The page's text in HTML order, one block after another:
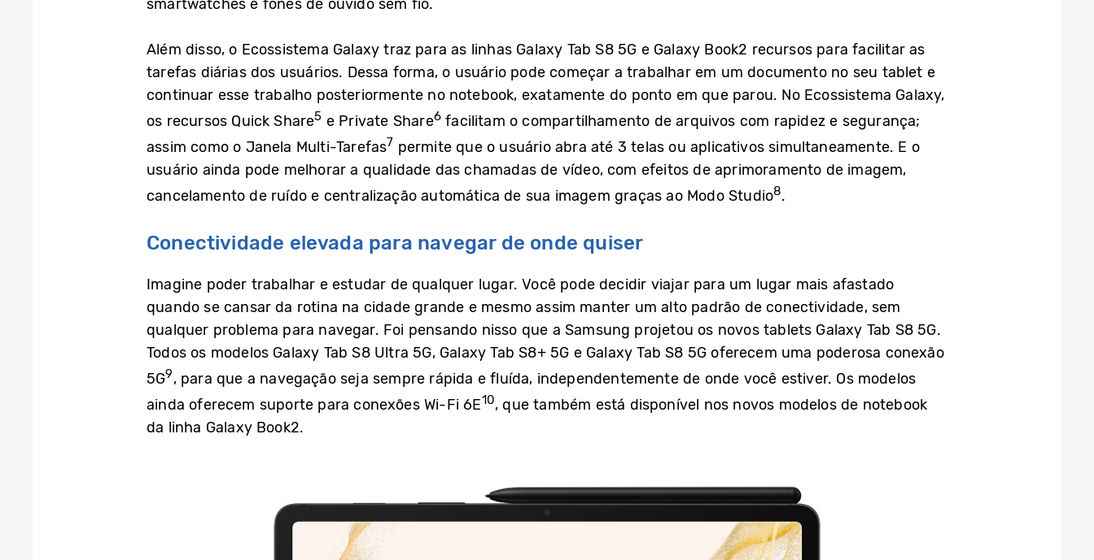
smartwatches e fones de ouvido sem fio.
Além disso, o Ecossistema Galaxy traz para as linhas Galaxy Tab S8 5G e Galaxy Book2 recursos para facilitar as
tarefas diárias dos usuários. Dessa forma, o usuário pode começar a trabalhar em um documento no seu tablet e
continuar esse trabalho posteriormente no notebook, exatamente do ponto em que parou. No Ecossistema Galaxy,
os recursos Quick Share5 e Private Share6facilitam o compartilhamento de arquivos com rapidez e segurança;
assim como o Janela Multi-Tarefas7 permite que o usuário abra até 3 telas ou aplicativos simultaneamente. E o
usuário ainda pode melhorar a qualidade das chamadas de vídeo, com efeitos de aprimoramento de imagem,
cancelamento de ruído e centralização automática de sua imagem graças ao Modo Studio8.
Conectividade elevada para navegar de onde quiser
Imagine poder trabalhar e estudar de qualquer lugar. Você pode decidir viajar para um lugar mais afastado
quando se cansar da rotina na cidade grande e mesmo assim manter um alto padrão de conectividade, sem
qualquer problema para navegar. Foi pensando nisso que a Samsung projetou os novos tablets Galaxy Tab S8 5G.
Todos os modelos Galaxy Tab S8 Ultra 5G, Galaxy Tab S8+ 5G e Galaxy Tab S8 5G oferecem uma poderosa conexão
5G9, para que a navegação seja sempre rápida e fluída, independentemente de onde você estiver. Os modelos
ainda oferecem suporte para conexões Wi-Fi 6E10, que também está disponível nos novos modelos de notebook
da linha Galaxy Book2.